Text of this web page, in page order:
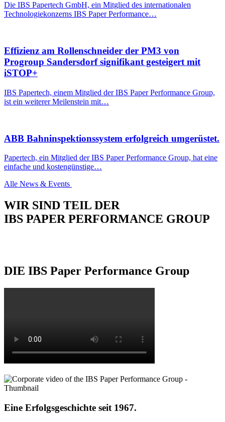
Die IBS Papertech GmbH, ein Mitglied des internationalen
Technologiekonzerns IBS Paper Performance…
Effizienz am Rollenschneider der PM3 von
Progroup Sandersdorf signifikant gesteigert mit
iSTOP+
IBS Papertech, einem Mitglied der IBS Paper Performance Group,
ist ein weiterer Meilenstein mit…
ABB Bahninspektionssystem erfolgreich umgerüstet.
Papertech, ein Mitglied der IBS Paper Performance Group, hat eine
einfache und kostengünstige…
Alle News & Events
WIR SIND TEIL DER
IBS PAPER PERFORMANCE GROUP
DIE IBS Paper Performance Group
Eine Erfolgsgeschichte seit 1967.